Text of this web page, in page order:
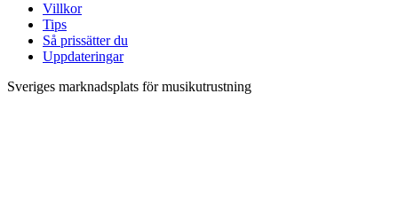
Villkor
Tips
Så prissätter du
Uppdateringar
Sveriges marknadsplats för musikutrustning